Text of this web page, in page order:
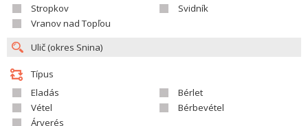
Stropkov
Svidník
Vranov nad Topľou
Típus
Eladás
Bérlet
Vétel
Bérbevétel
Árverés